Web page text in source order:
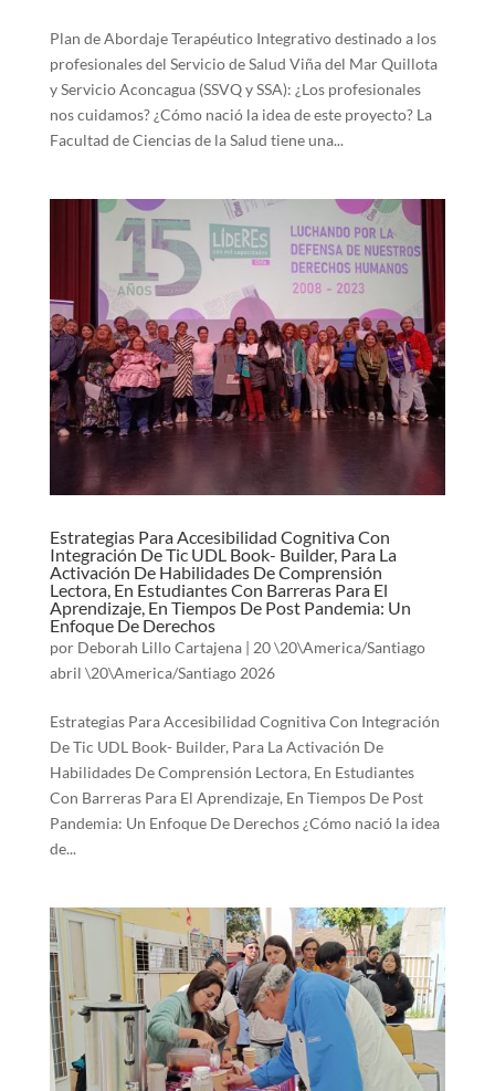
Plan de Abordaje Terapéutico Integrativo destinado a los
profesionales del Servicio de Salud Viña del Mar Quillota
y Servicio Aconcagua (SSVQ y SSA): ¿Los profesionales
nos cuidamos? ¿Cómo nació la idea de este proyecto? La
Facultad de Ciencias de la Salud tiene una...
Estrategias Para Accesibilidad Cognitiva Con
Integración De Tic UDL Book- Builder, Para La
Activación De Habilidades De Comprensión
Lectora, En Estudiantes Con Barreras Para El
Aprendizaje, En Tiempos De Post Pandemia: Un
Enfoque De Derechos
por Deborah Lillo Cartajena| 20 \20\America/Santiago
abril \20\America/Santiago 2026
Estrategias Para Accesibilidad Cognitiva Con Integración
De Tic UDL Book- Builder, Para La Activación De
Habilidades De Comprensión Lectora, En Estudiantes
Con Barreras Para El Aprendizaje, En Tiempos De Post
Pandemia: Un Enfoque De Derechos ¿Cómo nació la idea
de...